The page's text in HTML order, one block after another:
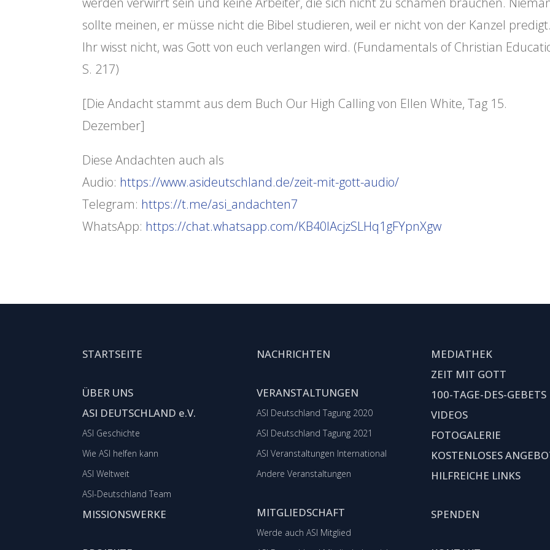
sollte meinen, er müsse nicht die Bibel studieren, weil er nicht von der Kanzel predigt.
Ihr wisst nicht, was Gott von euch verlangen wird. (Fundamentals of Christian
S. 217)
[Die Andacht stammt aus dem Buch Our High Calling von Ellen White, Tag 15.
Dezember]
Diese Andachten auch als
Audio: https://www.asideutschland.de/zeit-mit-gott-audio/
Telegram: https://t.me/asi_andachten7
WhatsApp: https://chat.whatsapp.com/KB40lAcjzSLHq1gFYpnXgw
STARTSEITE
ÜBER UNS
ASI DEUTSCHLAND e.V.
ASI Geschichte
Wie ASI helfen kann
ASI Weltweit
ASI-Deutschland Team
MISSIONSWERKE
NACHRICHTEN
VERANSTALTUNGEN
ASI Deutschland Tagung 2020
ASI Deutschland Tagung 2021
ASI Veranstaltungen International
Andere Veranstaltungen
MITGLIEDSCHAFT
Werde auch ASI Mitglied
MEDIATHEK
ZEIT MIT GOTT
100-TAGE-DES-GEBETS
VIDEOS
FOTOGALERIE
KOSTENLOSES
HILFREICHE LINKS
SPENDEN